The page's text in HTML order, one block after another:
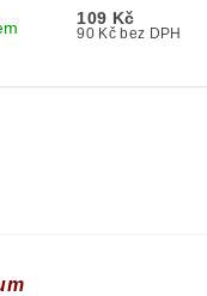
109 Kč
90 Kč bez DPH